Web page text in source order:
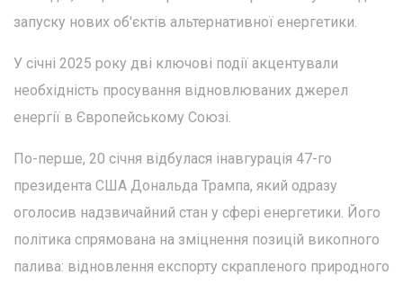
запуску нових об'єктів альтернативної енергетики.
У січні 2025 року дві ключові події акцентували
необхідність просування відновлюваних джерел
енергії в Європейському Союзі.
По-перше, 20 січня відбулася інавгурація 47-го
президента США Дональда Трампа, який одразу
оголосив надзвичайний стан у сфері енергетики. Його
політика спрямована на зміцнення позицій викопного
палива: відновлення експорту скрапленого природного